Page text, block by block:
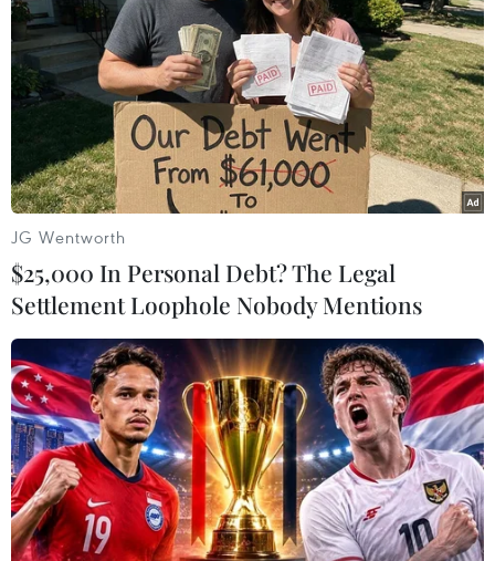
18/09/2021 13:03
Lê Văn Hưng - đối tượng có lệnh truy nã hơn 20 năm
trước về hành vi “mua bán trái phép chất ma túy” và
“trốn khỏi nơi giam giữ" - bị bắt khi đang lẩn trốn tại
huyện An Phú, tỉnh An Giang.
Đắk Nông: Bắt 2 đối tượng thay tên, đổi họ
JG Wentworth
$25,000 In Personal Debt? The Legal
Settlement Loophole Nobody Mentions